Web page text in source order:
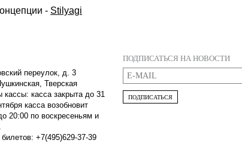
- Stilyagi
переулок, д. 3
Тверская
кассы: касса закрыта до 31
касса возобновит
20:00 по воскресеньям и
+7(495)629-37-39
ПОДПИСАТЬСЯ НА НОВОСТИ
ПОДПИСАТЬСЯ